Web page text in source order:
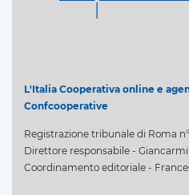
L'Italia Cooperativa online e
Confcooperative
Registrazione tribunale di Roma
Direttore responsabile -
Coordinamento editoriale -